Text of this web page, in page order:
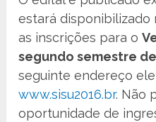
estará
as inscrições para o
segundo semestre
seguinte endereço
www.sisu2016.br. Não
oportunidade de